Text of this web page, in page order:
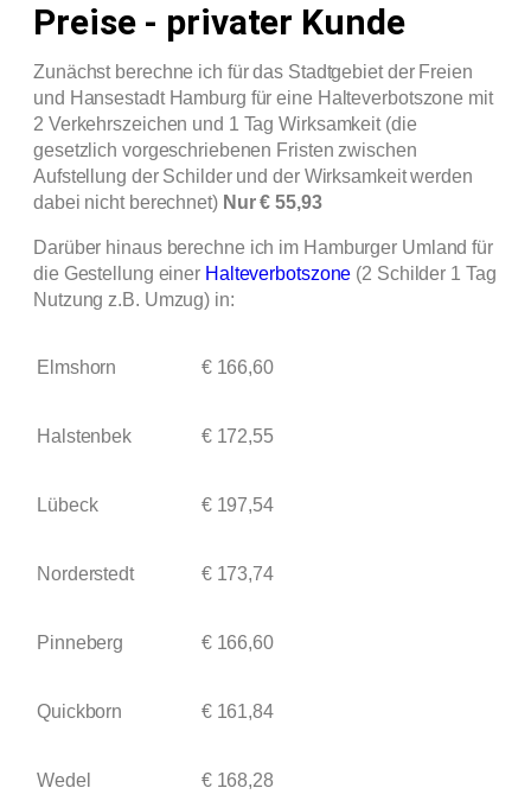
Preise - privater Kunde
Zunächst berechne ich für das Stadtgebiet der Freien
und Hansestadt Hamburg für eine Halteverbotszone mit
2 Verkehrszeichen und 1 Tag Wirksamkeit (die
gesetzlich vorgeschriebenen Fristen zwischen
Aufstellung der Schilder und der Wirksamkeit werden
dabei nicht berechnet) Nur € 55,93
Darüber hinausberechne ich im Hamburger Umland für
die Gestellung einer Halteverbotszone (2 Schilder 1 Tag
Nutzung z.B. Umzug) in:
Elmshorn € 166,60
Halstenbek € 172,55
Lübeck € 197,54
Norderstedt € 173,74
Pinneberg € 166,60
Quickborn € 161,84
Wedel € 168,28